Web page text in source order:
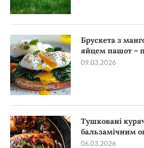
Брускета з
яйцем пашот –
09.03.2026
Тушковані
бальзамічним
06.03.2026